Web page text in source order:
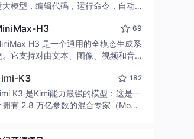
大模型，编辑代码，运行命令，自动
性能。 ｜ An open-source alternativ
to Claude Code. Connect any LLM,
code, run commands, and verify
H3 69
H3 是一个通用的全模态生成系
。它支持对由文本、图像、视频和音
能生成分辨率高达 2K、时长可达 15
的带原生立体声音频的视频。得益于
向任务泛化的系统设计，H3 在预训练
K3 182
K3 是Kimi能力最强的模型：这是一
拥有 2.8 万亿参数的混合专家（Mo